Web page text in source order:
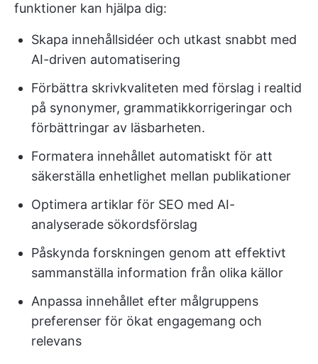
funktioner kan hjälpa dig:
Skapa innehållsidéer och utkast snabbt med
AI-driven automatisering
Förbättra skrivkvaliteten med förslag i realtid
på synonymer, grammatikkorrigeringar och
förbättringar av läsbarheten.
Formatera innehållet automatiskt för att
säkerställa enhetlighet mellan publikationer
Optimera artiklar för SEO med AI-
analyserade sökordsförslag
Påskynda forskningen genom att effektivt
sammanställa information från olika källor
Anpassa innehållet efter målgruppens
preferenser för ökat engagemang och
relevans